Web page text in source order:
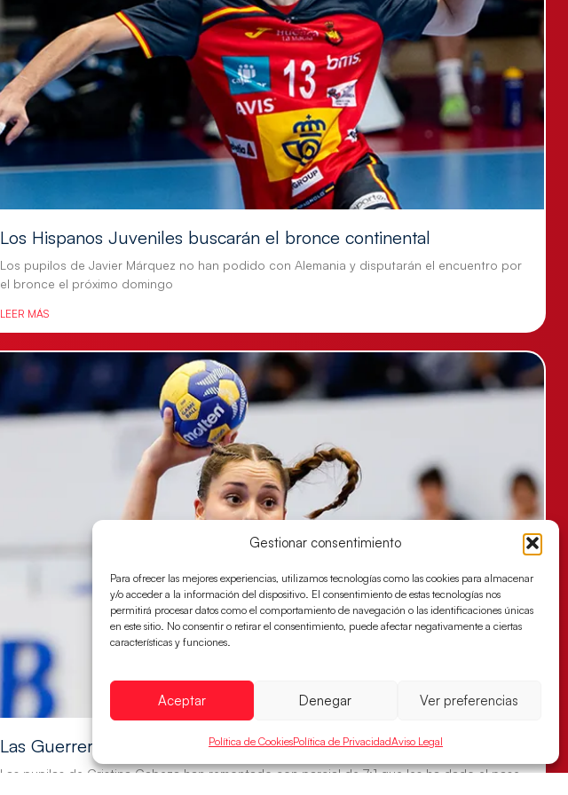
Gestionar consentimiento
Para ofrecer las mejores experiencias, utilizamos tecnologías como las cookies para almacenar
y/o acceder a la información del dispositivo. El consentimiento de estas tecnologías nos
permitirá procesar datos como el comportamiento de navegación o las identificaciones únicas
en este sitio. No consentir o retirar el consentimiento, puede afectar negativamente a ciertas
características y funciones.
Aceptar Denegar Ver preferencias
Política de CookiesPolítica de PrivacidadAviso Legal
Los Hispanos Juveniles buscarán el bronce continental
Los pupilos de Javier Márquez no han podido con Alemania y disputarán el encuentro por
el bronce el próximo domingo
LEER MÁS
Las Guerreras Juveniles sellan su billete para las semifinales
Las pupilas de Cristina Cabeza han remontado con parcial de 7:1 que les ha dado el pase